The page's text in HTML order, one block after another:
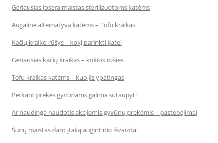
Geriausias Josera maistas sterilizuotoms katėms
Augalinė alternatyva katėms – Tofu kraikas
Kačių kraiko rūšys – kokį parinkti katei
Geriausias kačių kraikas – kokios rūšies
Tofu kraikas katėms – kuo jis ypatingas
Perkant prekes gyvūnams galima sutaupyti
Ar naudinga naudotis akcijomis gyvūnų prekėmis – pastebėjimai
Šunų maistas daro įtaką augintinio išvaizdai